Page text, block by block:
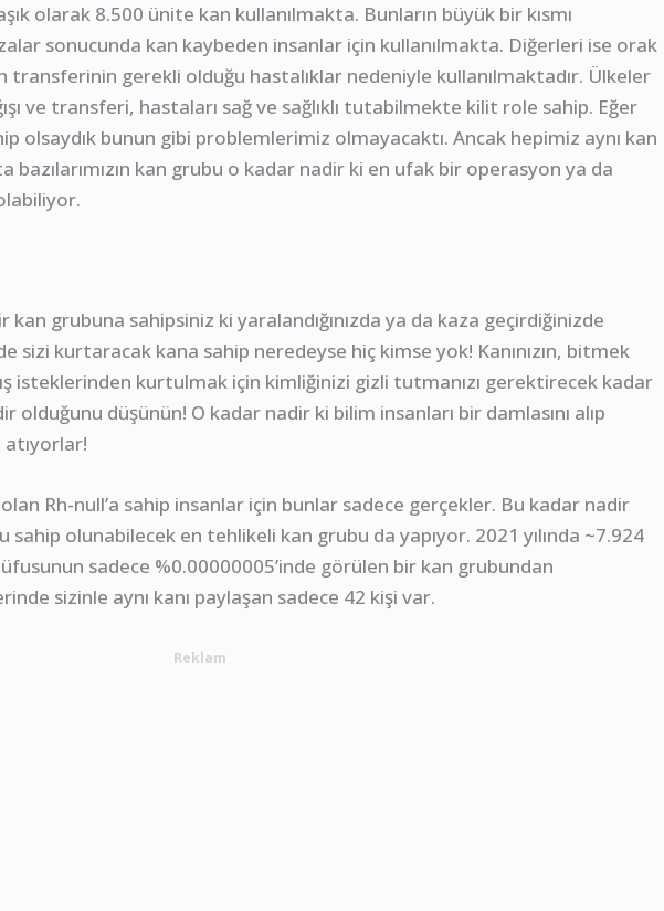
olarak 8.500 ünite kan kullanılmakta. Bunların büyük bir kısmı
sonucunda kan kaybeden insanlar için kullanılmakta. Diğerleri ise orak
transferinin gerekli olduğu hastalıklar nedeniyle kullanılmaktadır. Ülkeler
ve transferi, hastaları sağ ve sağlıklı tutabilmekte kilit role sahip. Eğer
olsaydık bunun gibi problemlerimiz olmayacaktı. Ancak hepimiz aynı kan
bazılarımızın kan grubu o kadar nadir ki en ufak bir operasyon ya da
kan grubuna sahipsiniz ki yaralandığınızda ya da kaza geçirdiğinizde
sizi kurtaracak kana sahip neredeyse hiç kimse yok! Kanınızın, bitmek
isteklerinden kurtulmak için kimliğinizi gizli tutmanızı gerektirecek kadar
olduğunu düşünün! O kadar nadir ki bilim insanları bir damlasını alıp
atıyorlar!
Rh-null’a sahip insanlar için bunlar sadece gerçekler. Bu kadar nadir
sahip olunabilecek en tehlikeli kan grubu da yapıyor. 2021 yılında ~7.924
sadece %0.00000005’inde görülen bir kan grubundan
sizinle aynı kanı paylaşan sadece 42 kişi var.
Reklam